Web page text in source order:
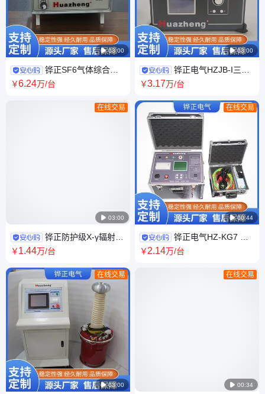
 03:00
铧正SF6气体综合测
试仪 全自动六氟化硫气体检测
￥6.24万/台
 03:00
在线交易
铧正防护级X-γ辐射空
气比释动能率仪 便携式吸收剂
￥1.44万/台
 03:00
在线交易
 03:00
铧正电气HZJB-I三相
继电保护测试仪 外贸CE供应
￥3.17万/台
 00:44
在线交易
铧正电气HZ-KG7 高
压开关真空度测量仪全自动真
￥2.14万/台
 00:34
在线交易